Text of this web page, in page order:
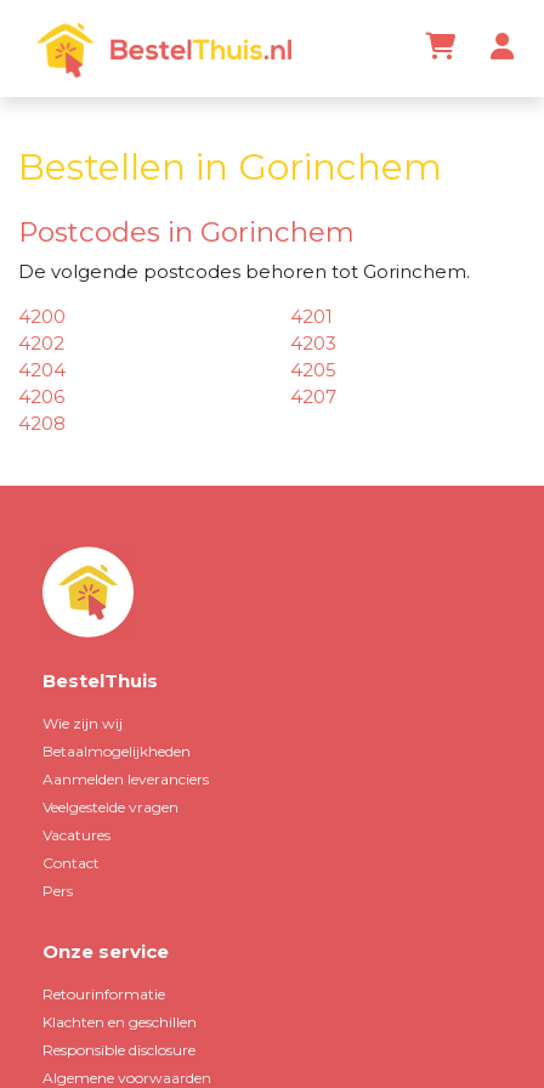
Bestellen in Gorinchem
Postcodes in Gorinchem
De volgende postcodes behoren tot Gorinchem.
4200
4201
4202
4203
4204
4205
4206
4207
4208
BestelThuis
Wie zijn wij
Betaalmogelijkheden
Aanmelden leveranciers
Veelgestelde vragen
Vacatures
Contact
Pers
Onze service
Retourinformatie
Klachten en geschillen
Responsible disclosure
Algemene voorwaarden